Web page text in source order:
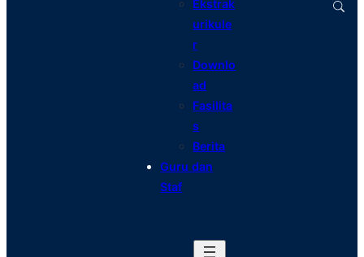
Ekstrak
urikule
r
Downlo
ad
Fasilita
s
Berita
Guru dan
Staf